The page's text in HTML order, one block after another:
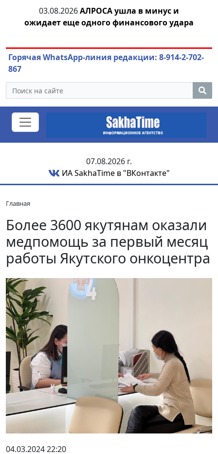
03.08.2026АЛРОСА ушла в минус и
ожидает еще одного финансового удара
Горячая WhatsApp-линия редакции: 8-914-2-702-
867
07.08.2026 г.
ИА SakhaTime в "ВКонтакте"
Главная
Более 3600 якутянам оказали
медпомощь за первый месяц
работы Якутского онкоцентра
04.03.2024 22:20